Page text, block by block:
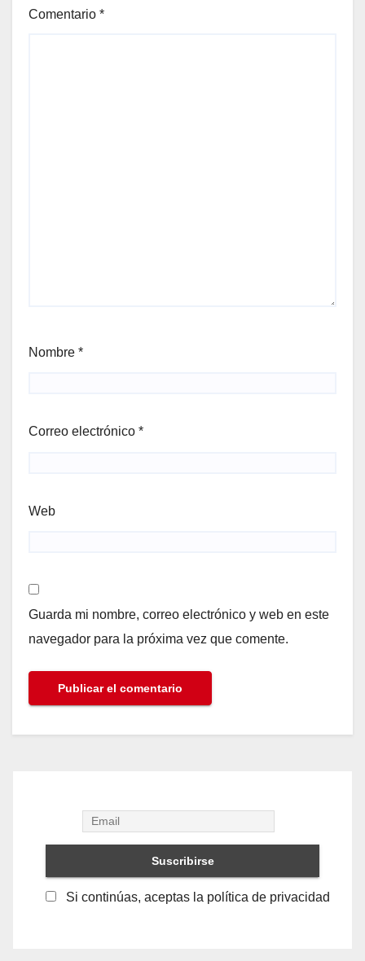
Comentario *
Nombre *
Correo electrónico *
Web
Guarda mi nombre, correo electrónico y web en este
navegador para la próxima vez que comente.
Si continúas, aceptas la política de privacidad